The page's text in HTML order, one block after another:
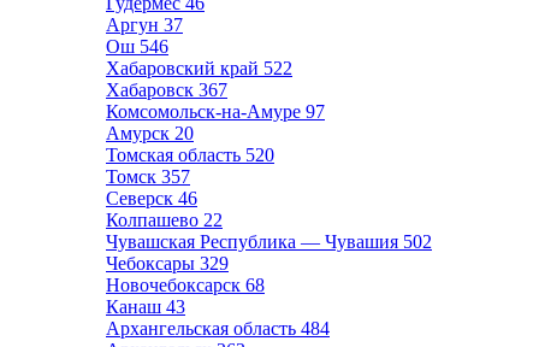
Аргун 37
Ош 546
Хабаровский край 522
Хабаровск 367
Комсомольск-на-Амуре 97
Амурск 20
Томская область 520
Томск 357
Северск 46
Колпашево 22
Чувашская Республика — Чувашия 502
Чебоксары 329
Новочебоксарск 68
Канаш 43
Архангельская область 484